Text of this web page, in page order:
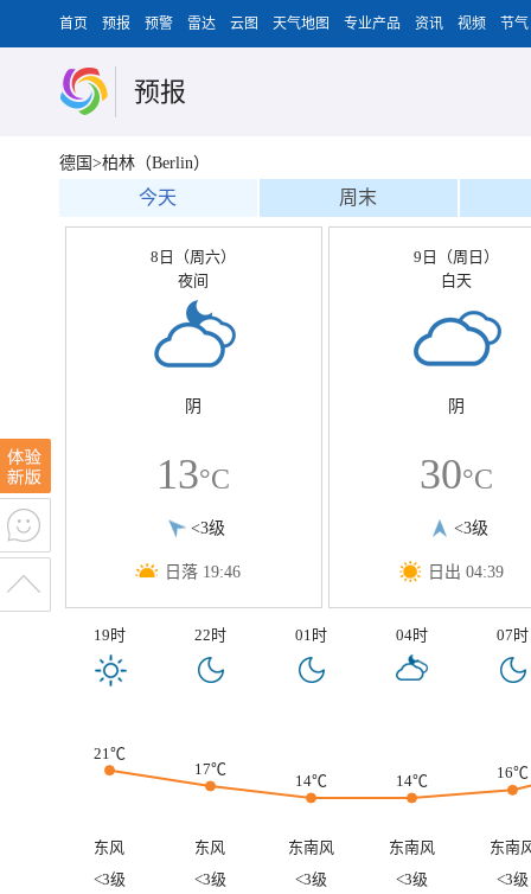
首页 预报 预警 雷达 云图 天气地图 专业产品 资讯 视频 节气
预报
德国>柏林（Berlin）
今天 周末
8日（周六）
夜间
阴
13°C
<3级
日落 19:46
9日（周日）
白天
阴
30°C
<3级
日出 04:39
19时 22时 01时 04时 07时
21℃
17℃
14℃ 14℃ 16℃
东风 东风 东南风 东南风
东南
<3级
<3级 <3级 <3级 <3级